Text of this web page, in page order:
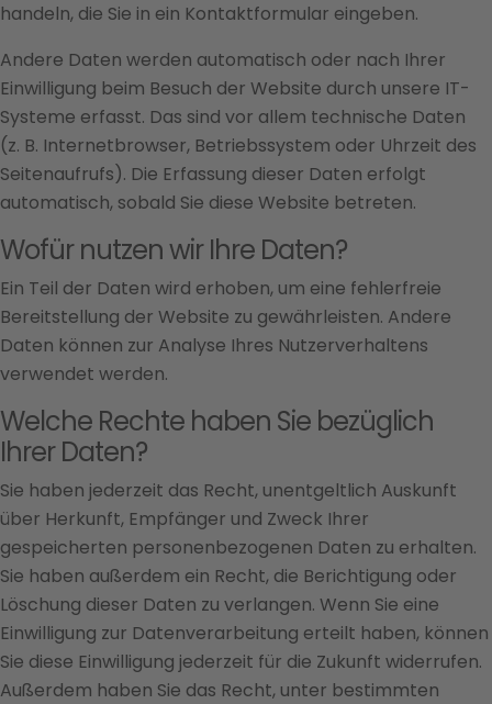
handeln, die Sie in ein Kontaktformular eingeben.
Andere Daten werden automatisch oder nach Ihrer
Einwilligung beim Besuch der Website durch unsere IT-
Systeme erfasst. Das sind vor allem technische Daten
(z. B. Internetbrowser, Betriebssystem oder Uhrzeit des
Seitenaufrufs). Die Erfassung dieser Daten erfolgt
automatisch, sobald Sie diese Website betreten.
Wofür nutzen wir Ihre Daten?
Ein Teil der Daten wird erhoben, um eine fehlerfreie
Bereitstellung der Website zu gewährleisten. Andere
Daten können zur Analyse Ihres Nutzerverhaltens
verwendet werden.
Welche Rechte haben Sie bezüglich
Ihrer Daten?
Sie haben jederzeit das Recht, unentgeltlich Auskunft
über Herkunft, Empfänger und Zweck Ihrer
gespeicherten personenbezogenen Daten zu erhalten.
Sie haben außerdem ein Recht, die Berichtigung oder
Löschung dieser Daten zu verlangen. Wenn Sie eine
Einwilligung zur Datenverarbeitung erteilt haben, können
Sie diese Einwilligung jederzeit für die Zukunft widerrufen.
Außerdem haben Sie das Recht, unter bestimmten